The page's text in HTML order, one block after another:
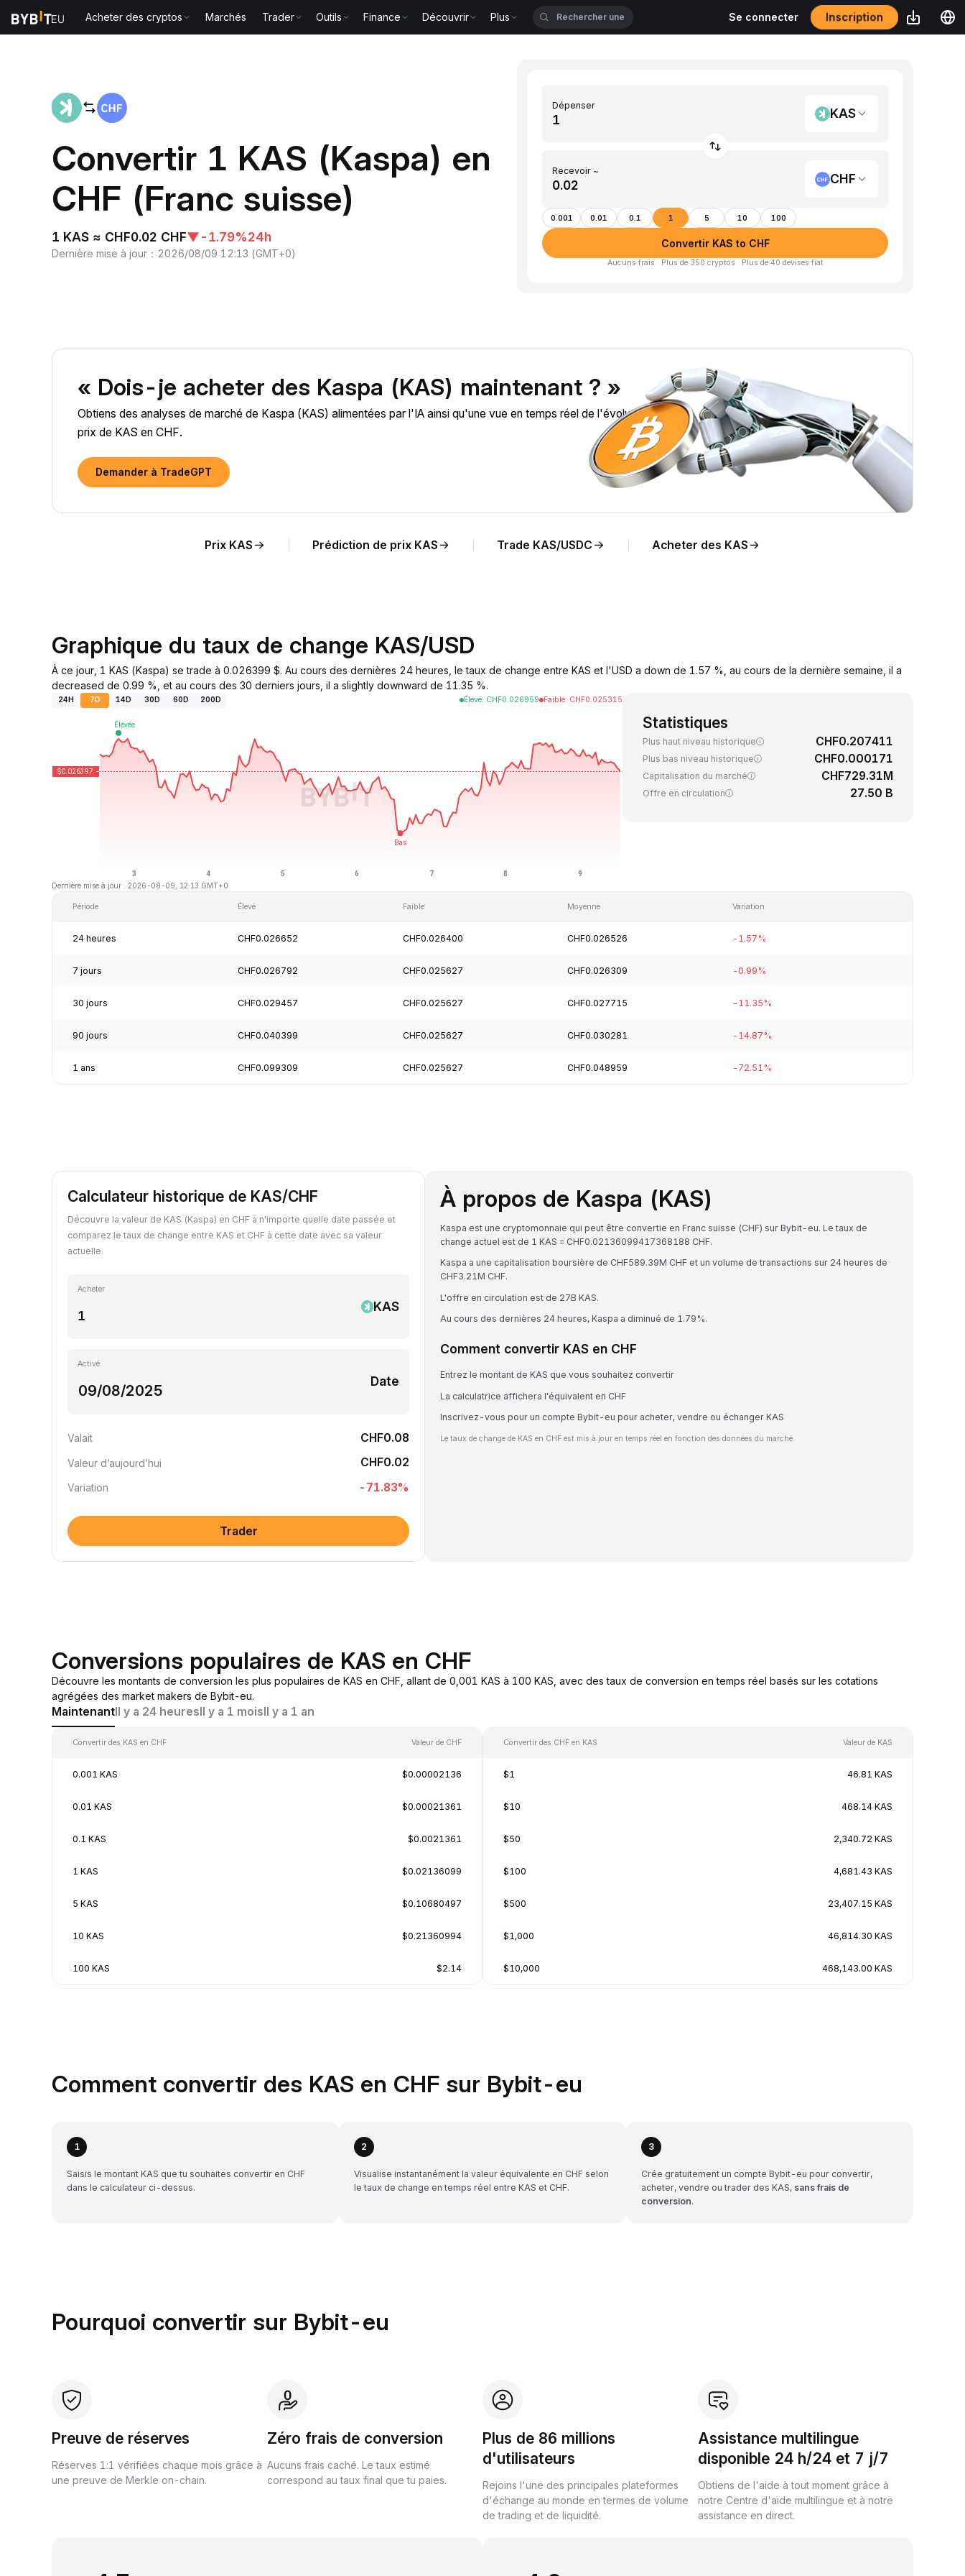
Acheter des cryptos Marchés Trader Outils Finance Découvrir Plus Se connecter Inscription
Convertir 1 KAS (Kaspa) en
CHF (Franc suisse)
1 KAS ≈ CHF0.02 CHF▼-1.79%24h
Dernière mise à jour ： 2026/08/09 12:13 (GMT+0)
Dépenser
KAS
Recevoir ~
CHF
0.001 0.01 0.1 1 5 10 100
Convertir KAS to CHF
Aucuns frais · Plus de 350 cryptos · Plus de 40 devises fiat
« Dois-je acheter des Kaspa (KAS) maintenant ? »
Obtiens des analyses de marché de Kaspa (KAS) alimentées par l'IA ainsi qu'une vue en temps réel de l'évolution du
prix de KAS en CHF.
Demander à TradeGPT
Prix KAS Prédiction de prix KAS Trade KAS/USDC Acheter des KAS
Graphique du taux de change KAS/USD
À ce jour, 1 KAS (Kaspa) se trade à 0.026399 $. Au cours des dernières 24 heures, le taux de change entre KAS et l'USD a down de 1.57 %, au cours de la dernière semaine, il a
decreased de 0.99 %, et au cours des 30 derniers jours, il a slightly downward de 11.35 %.
24H 7D 14D 30D 60D 200D Élevé: CHF0.026959 Faible: CHF0.025315
Dernière mise à jour : 2026-08-09, 12:13 GMT+0
Statistiques
Plus haut niveau historique CHF0.207411
Plus bas niveau historique CHF0.000171
Capitalisation du marché CHF729.31M
Offre en circulation 27.50 B
Période Élevé Faible Moyenne Variation
24 heures CHF0.026652 CHF0.026400 CHF0.026526 -1.57%
7 jours CHF0.026792 CHF0.025627 CHF0.026309 -0.99%
30 jours CHF0.029457 CHF0.025627 CHF0.027715 -11.35%
90 jours CHF0.040399 CHF0.025627 CHF0.030281 -14.87%
1 ans CHF0.099309 CHF0.025627 CHF0.048959 -72.51%
Calculateur historique de KAS/CHF
Découvre la valeur de KAS (Kaspa) en CHF à n'importe quelle date passée et
comparez le taux de change entre KAS et CHF à cette date avec sa valeur
actuelle.
Acheter
KAS
Activé
Date
Valait CHF0.08
Valeur d’aujourd’hui CHF0.02
Variation -71.83%
Trader
À propos de Kaspa (KAS)
Kaspa est une cryptomonnaie qui peut être convertie en Franc suisse (CHF) sur Bybit-eu. Le taux de
change actuel est de 1 KAS = CHF0.02136099417368188 CHF.
Kaspa a une capitalisation boursière de CHF589.39M CHF et un volume de transactions sur 24 heures de
CHF3.21M CHF.
L'offre en circulation est de 27B KAS.
Au cours des dernières 24 heures, Kaspa a diminué de 1.79%.
Comment convertir KAS en CHF
Entrez le montant de KAS que vous souhaitez convertir
La calculatrice affichera l'équivalent en CHF
Inscrivez-vous pour un compte Bybit-eu pour acheter, vendre ou échanger KAS
Le taux de change de KAS en CHF est mis à jour en temps réel en fonction des données du marché.
Conversions populaires de KAS en CHF
Découvre les montants de conversion les plus populaires de KAS en CHF, allant de 0,001 KAS à 100 KAS, avec des taux de conversion en temps réel basés sur les cotations
agrégées des market makers de Bybit-eu.
MaintenantIl y a 24 heuresIl y a 1 moisIl y a 1 an
Convertir des KAS en CHF Valeur de CHF
0.001 KAS $0.00002136
0.01 KAS $0.00021361
0.1 KAS $0.0021361
1 KAS $0.02136099
5 KAS $0.10680497
10 KAS $0.21360994
100 KAS $2.14
Convertir des CHF en KAS Valeur de KAS
$1 46.81 KAS
$10 468.14 KAS
$50 2,340.72 KAS
$100 4,681.43 KAS
$500 23,407.15 KAS
$1,000 46,814.30 KAS
$10,000 468,143.00 KAS
Comment convertir des KAS en CHF sur Bybit-eu
1
Saisis le montant KAS que tu souhaites convertir en CHF
dans le calculateur ci-dessus.
2
Visualise instantanément la valeur équivalente en CHF selon
le taux de change en temps réel entre KAS et CHF.
3
Crée gratuitement un compte Bybit-eu pour convertir,
acheter, vendre ou trader des KAS, sans frais de
conversion.
Pourquoi convertir sur Bybit-eu
Preuve de réserves
Réserves 1:1 vérifiées chaque mois grâce à
une preuve de Merkle on-chain.
Zéro frais de conversion
Aucuns frais caché. Le taux estimé
correspond au taux final que tu paies.
Plus de 86 millions
d'utilisateurs
Rejoins l'une des principales plateformes
d'échange au monde en termes de volume
de trading et de liquidité.
Assistance multilingue
disponible 24 h/24 et 7 j/7
Obtiens de l'aide à tout moment grâce à
notre Centre d'aide multilingue et à notre
assistance en direct.